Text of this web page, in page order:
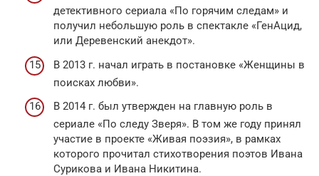
детективного сериала «По горячим следам» и
получил небольшую роль в спектакле «ГенАцид,
или Деревенский анекдот».
В 2013 г. начал играть в постановке «Женщины в
поисках любви».
В 2014 г. был утвержден на главную роль в
сериале «По следу Зверя». В том же году принял
участие в проекте «Живая поэзия», в рамках
которого прочитал стихотворения поэтов Ивана
Сурикова и Ивана Никитина.